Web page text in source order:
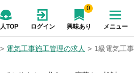
TOP ログイン
0
興味あり メニュー
電気工事施工管理の求人 1級電気工